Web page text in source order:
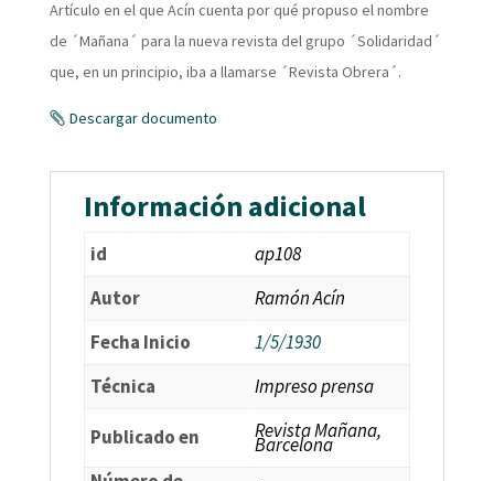
Artículo en el que Acín cuenta por qué propuso el nombre
de ´Mañana´ para la nueva revista del grupo ´Solidaridad´
que, en un principio, iba a llamarse ´Revista Obrera´.
Descargar documento
Información adicional
id
ap108
Autor
Ramón Acín
Fecha Inicio
1/5/1930
Técnica
Impreso prensa
Publicado en Revista Mañana,
Barcelona